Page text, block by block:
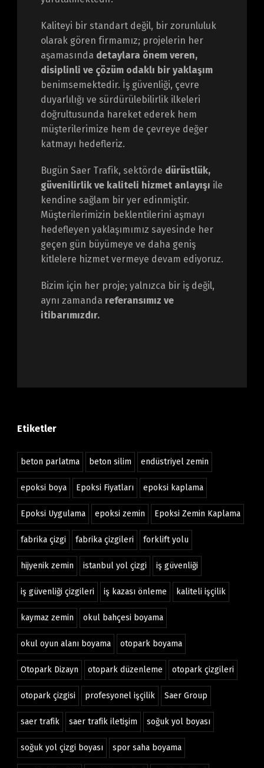
Kaliteyi bir standart değil, bir zorunluluk
olarak gören firmamız; projelerin her
aşamasında detaylara önem veren,
disiplinli ve çözüm odaklı bir yaklaşım
benimsemektedir. İş güvenliği, çevre
duyarlılığı ve sürdürülebilirlik ilkeleri
doğrultusunda hareket ederek hem
müşterilerimize hem de çevreye değer
katmayı hedefleriz.
Bugün Saer Trafik, sektörde dürüstlük,
güvenilirlik ve kaliteli hizmet anlayışı ile
kendine sağlam bir yer edinmiştir.
Müşterilerimizin beklentilerini aşmayı
hedefleyen yaklaşımımız sayesinde her
geçen gün büyümeye ve daha geniş
kitlelere hizmet vermeye devam ediyoruz.
Bizim için her proje; yalnızca bir iş değil,
aynı zamanda referansımız ve
itibarımızdır.
Etiketler
beton parlatma beton silim endüstriyel zemin
epoksi boya Epoksi Fiyatları epoksi kaplama
Epoksi Uygulama epoksi zemin Epoksi Zemin Kaplama
fabrika çizgi fabrika çizgileri forklift yolu
hijyenik zemin istanbul yol çizgi iş güvenliği
iş güvenliği çizgileri iş kazası önleme kaliteli işçilik
kaymaz zemin okul bahçesi boyama
okul oyun alanı boyama otopark boyama
Otopark Dizayn otopark düzenleme otopark çizgileri
otopark çizgisi profesyonel işçilik Saer Group
saer trafik saer trafik iletişim soğuk yol boyası
soğuk yol çizgi boyası spor saha boyama